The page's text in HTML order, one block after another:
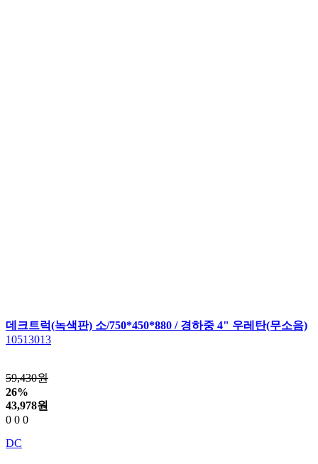
데크트럭(녹색판) 소/750*450*880 / 경하중 4" 우레탄(무소음)
10513013
59,430원
26%
43,978원
0 0 0
DC